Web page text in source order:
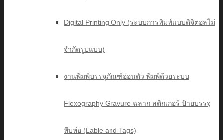
Digital Printing Only (ระบบการพิมพ์แบบดิจิตอลไม่
จำกัดรูปแบบ)
งานพิมพ์บรรจุภัณฑ์อ่อนตัว พิมพ์ด้วยระบบ
Flexography Gravure ฉลาก สติกเกอร์ ป้ายบรรจุ
หีบห่อ (Lable and Tags)